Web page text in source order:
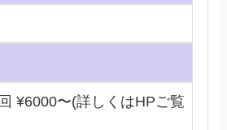
¥6000〜(詳しくはHPご覧